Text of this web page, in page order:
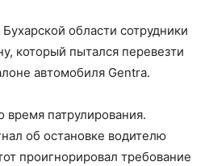
области сотрудники
который пытался перевезти
автомобиля Gentra.
патрулирования.
об остановке водителю
проигнорировал требование